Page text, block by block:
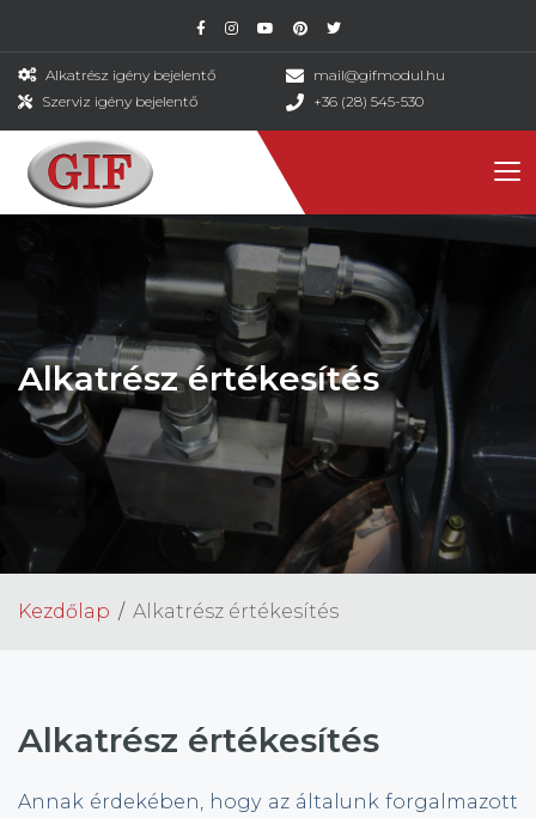
Alkatrész igény bejelentő
Szerviz igény bejelentő
mail@gifmodul.hu
+36 (28) 545-530
Alkatrész értékesítés
Kezdőlap Alkatrész értékesítés
Alkatrész értékesítés
Annak érdekében, hogy az általunk forgalmazott